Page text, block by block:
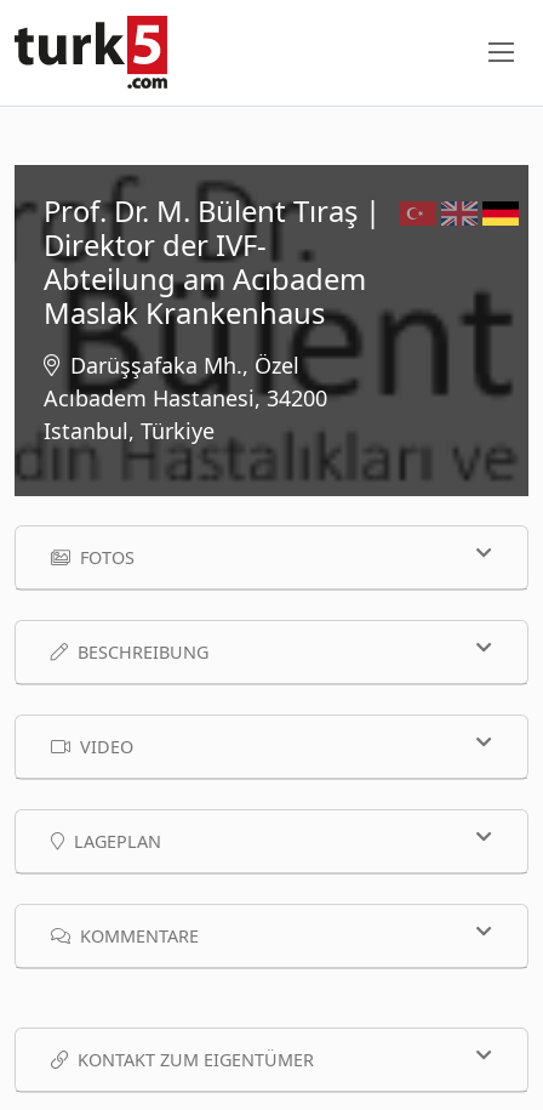
Prof. Dr. M. Bülent Tıraş |
Direktor der IVF-
Abteilung am Acıbadem
Maslak Krankenhaus
Darüşşafaka Mh., Özel
Acıbadem Hastanesi, 34200
Istanbul, Türkiye
FOTOS
BESCHREIBUNG
VIDEO
LAGEPLAN
KOMMENTARE
KONTAKT ZUM EIGENTÜMER